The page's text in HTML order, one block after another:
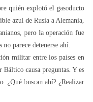
quién explotó el gasoducto
azul de Rusia a Alemania,
pero la operación fue
parece detenerse ahí.
militar entre los países en
causa preguntas. Y es
¿Qué buscan ahí? ¿Realizar